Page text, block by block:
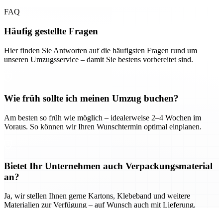
FAQ
Häufig gestellte Fragen
Hier finden Sie Antworten auf die häufigsten Fragen rund um
unseren Umzugsservice – damit Sie bestens vorbereitet sind.
Wie früh sollte ich meinen Umzug buchen?
Am besten so früh wie möglich – idealerweise 2–4 Wochen im
Voraus. So können wir Ihren Wunschtermin optimal einplanen.
Bietet Ihr Unternehmen auch Verpackungsmaterial
an?
Ja, wir stellen Ihnen gerne Kartons, Klebeband und weitere
Materialien zur Verfügung – auf Wunsch auch mit Lieferung.